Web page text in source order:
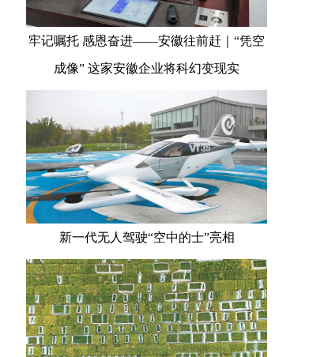
牢记嘱托 感恩奋进——安徽往前赶｜“凭空
成像” 这家安徽企业将科幻变现实
新一代无人驾驶“空中的士”亮相